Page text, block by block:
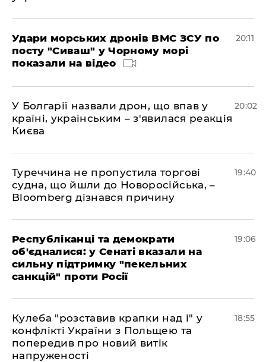
Удари морських дронів ВМС ЗСУ по
посту "Сиваш" у Чорному морі
показали на відео
20:11
У Болгарії назвали дрон, що впав у
країні, українським – з'явилася реакція
Києва
20:02
Туреччина не пропустила торгові
судна, що йшли до Новоросійська, –
Bloomberg дізнався причину
19:40
Республіканці та демократи
об'єдналися: у Сенаті вказали на
сильну підтримку "пекельних
санкцій" проти Росії
19:06
Кулеба "розставив крапки над і" у
конфлікті України з Польщею та
попередив про новий витік
напруженості
18:55